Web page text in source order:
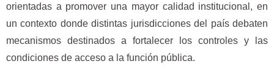
orientadas a promover una mayor calidad institucional, en
un contexto donde distintas jurisdicciones del país debaten
mecanismos destinados a fortalecer los controles y las
condiciones de acceso a la función pública.